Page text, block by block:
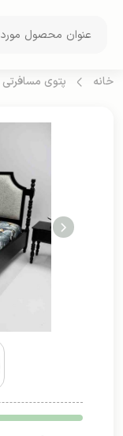
خانه پتوی مسافرتی